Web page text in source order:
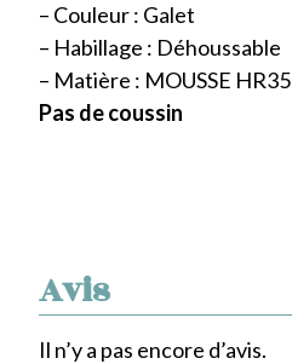
Avis
Il n’y a pas encore d’avis.
– Couleur : Galet
– Habillage : Déhoussable
– Matière : MOUSSE HR35
Pas de coussin